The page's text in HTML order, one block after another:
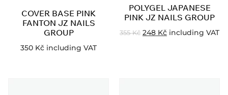
COVER BASE PINK
FANTON JZ NAILS
GROUP
350 Kč including VAT
POLYGEL JAPANESE
PINK JZ NAILS GROUP
355Kč 248 Kč including VAT